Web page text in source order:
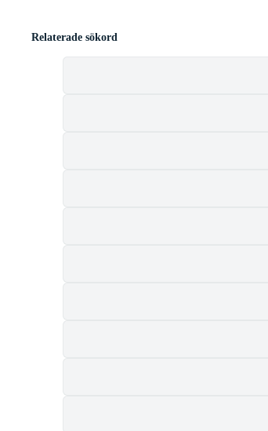
Relaterade sökord